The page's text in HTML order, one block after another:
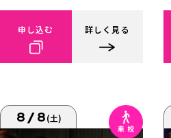
申し込む 詳しく見る
8/8(土)